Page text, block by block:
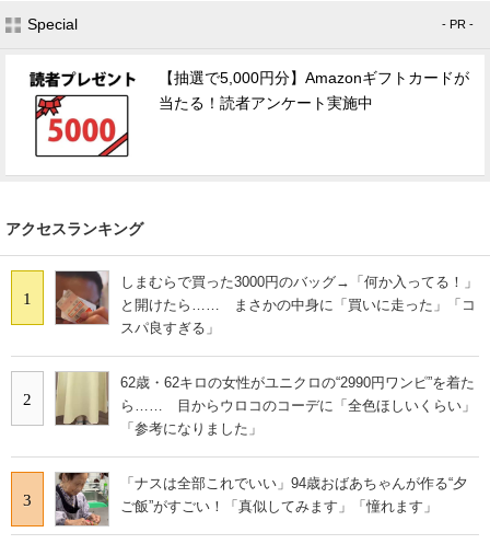
Special - PR -
【抽選で5,000円分】Amazonギフトカードが
当たる！読者アンケート実施中
アクセスランキング
1
しまむらで買った3000円のバッグ→「何か入ってる！」
と開けたら…… まさかの中身に「買いに走った」「コ
スパ良すぎる」
2
62歳・62キロの女性がユニクロの“2990円ワンピ”を着た
ら…… 目からウロコのコーデに「全色ほしいくらい」
「参考になりました」
3
「ナスは全部これでいい」94歳おばあちゃんが作る“夕
ご飯”がすごい！「真似してみます」「憧れます」